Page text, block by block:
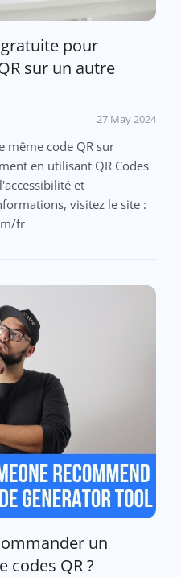
pour
sur un autre
27 May 2024
même code QR sur
en utilisant QR Codes
et
visitez le site :
fr
un
codes QR ?